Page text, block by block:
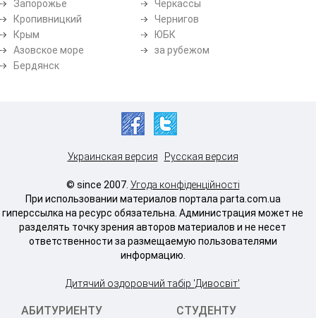
Запорожье
Кропивницкий
Крым
Азовское море
Бердянск
Черкассы
Чернигов
ЮБК
за рубежом
Украинская версия Русская версия
© since 2007. Угода конфіденційності
При использовании материалов портала parta.com.ua
гиперссылка на ресурс обязательна. Администрация может не
разделять точку зрения авторов материалов и не несет
ответственности за размещаемую пользователями
информацию.
Дитячий оздоровчий табір 'Дивосвіт'
АБИТУРИЕНТУ СТУДЕНТУ